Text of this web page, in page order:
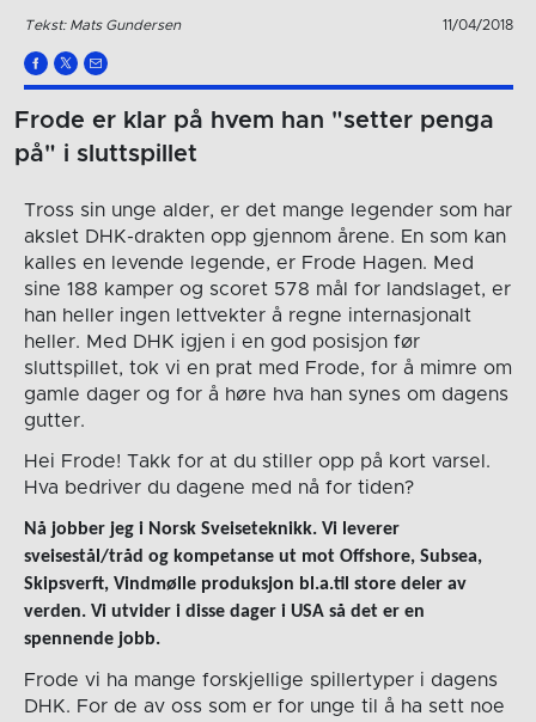
Tekst: Mats Gundersen 11/04/2018
Frode er klar på hvem han "setter penga
på" i sluttspillet
Tross sin unge alder, er det mange legender som har
akslet DHK-drakten opp gjennom årene. En som kan
kalles en levende legende, er Frode Hagen. Med
sine 188 kamper og scoret 578 mål for landslaget, er
han heller ingen lettvekter å regne internasjonalt
heller. Med DHK igjen i en god posisjon før
sluttspillet, tok vi en prat med Frode, for å mimre om
gamle dager og for å høre hva han synes om dagens
gutter.
Hei Frode! Takk for at du stiller opp på kort varsel.
Hva bedriver du dagene med nå for tiden?
Nå jobber jeg i Norsk Sveiseteknikk. Vi leverer
sveisestål/tråd og kompetanse ut mot Offshore, Subsea,
Skipsverft, Vindmølle produksjon bl.a.til store deler av
verden. Vi utvider i disse dager i USA så det er en
spennende jobb.
Frode vi ha mange forskjellige spillertyper i dagens
DHK. For de av oss som er for unge til å ha sett noe